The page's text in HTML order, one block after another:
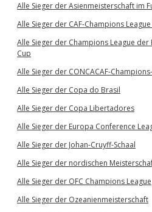
Alle Sieger der Asienmeisterschaft im
Alle Sieger der CAF-Champions
Alle Sieger der Champions League der
Cup
Alle Sieger der CONCACAF-
Alle Sieger der Copa do Brasil
Alle Sieger der Copa Libertadores
Alle Sieger der Europa Conference
Alle Sieger der Johan-Cruyff-Schaal
Alle Sieger der nordischen
Alle Sieger der OFC Champions League
Alle Sieger der Ozeanienmeisterschaft